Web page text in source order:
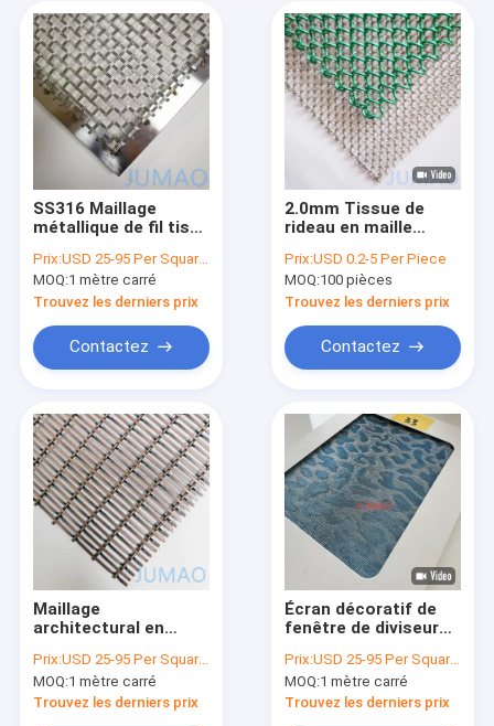
SS316 Maillage
métallique de fil tissé
Prix:USD 25-95 Per Square Meter
MOQ:1 mètre carré
Trouvez les derniers prix
Contactez
2.0mm Tissue de
rideau en maille
couture pour une
décoration élégante
Prix:USD 0.2-5 Per Piece
MOQ:100 pièces
Trouvez les derniers prix
Contactez
Maillage
architectural en
métal tissé SS201 en
acier inoxydable 3x6
Prix:USD 25-95 Per Square Meter
MOQ:1 mètre carré
Trouvez les derniers prix
Écran décoratif de
fenêtre de diviseur
métal tissée par
grillage décoratif
Prix:USD 25-95 Per Square Meter
MOQ:1 mètre carré
Trouvez les derniers prix